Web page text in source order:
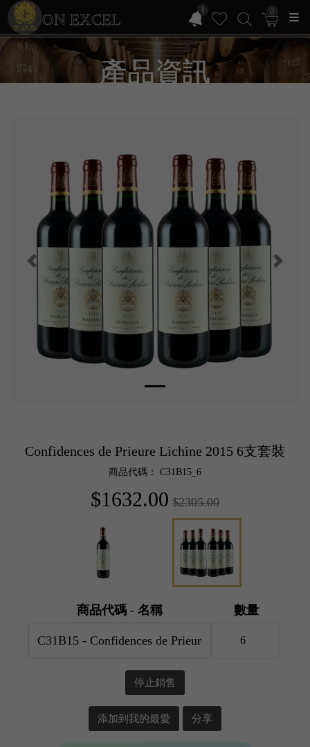
ON EXCEL
1 0
產品資訊
Confidences de Prieure Lichine 2015 6支套裝
商品代碼： C31B15_6
$1632.00 $2305.00
商品代碼 - 名稱 數量
停止銷售
添加到我的最愛 分享